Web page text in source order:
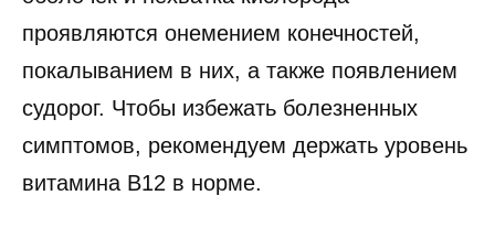
проявляются онемением конечностей,
покалыванием в них, а также появлением
судорог. Чтобы избежать болезненных
симптомов, рекомендуем держать уровень
витамина B12 в норме.